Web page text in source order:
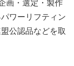
画・選定・製作
ワーリフティン
公認品などを取